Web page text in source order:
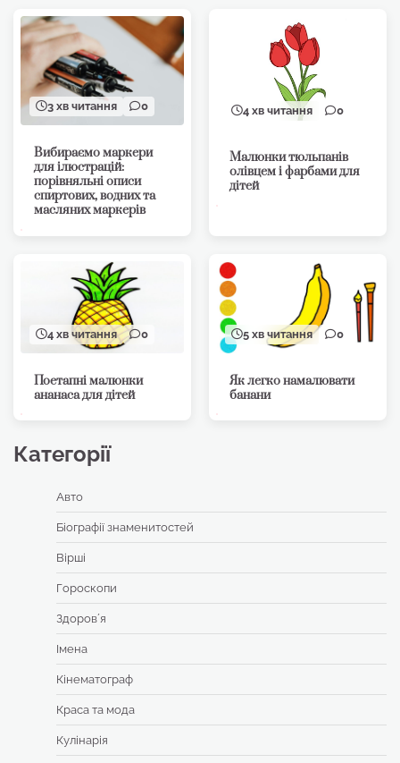
3 хв читання 0
Вибираємо маркери
для ілюстрацій:
порівняльні описи
спиртових, водних та
масляних маркерів
4 хв читання 0
Малюнки тюльпанів
олівцем і фарбами для
дітей
4 хв читання 0
Поетапні малюнки
ананаса для дітей
5 хв читання 0
Як легко намалювати
банани
Категорії
Авто
Біографії знаменитостей
Вірші
Гороскопи
Здоровʼя
Імена
Кінематограф
Краса та мода
Кулінарія